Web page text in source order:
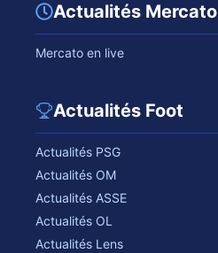
Actualités Mercato
Mercato en live
Actualités Foot
Actualités PSG
Actualités OM
Actualités ASSE
Actualités OL
Actualités Lens